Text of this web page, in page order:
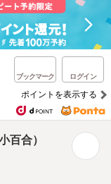
ブックマーク ログイン
ポイントを表示する
百合）